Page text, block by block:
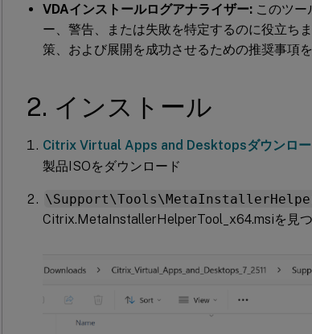
VDAインストールログアナライザー: このツー
ー、警告、または失敗を特定するのに役立ち
策、および展開を成功させるための推奨事項
2. インストール
Citrix Virtual Apps and Desktopsダウンロー
製品ISOをダウンロード
Citrix.MetaInstallerHelperTool_x64.msiを見